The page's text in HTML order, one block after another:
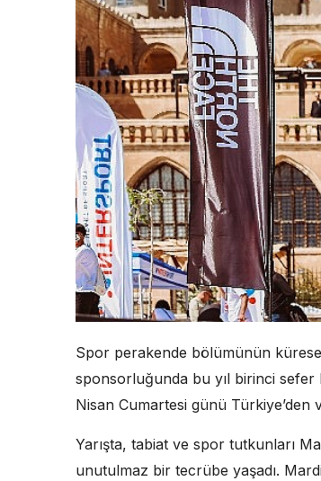
Spor perakende bölümünün
sponsorluğunda bu yıl birinci sefer
Nisan Cumartesi günü Türkiye’den
Yarışta, tabiat ve spor tutkunları
unutulmaz bir tecrübe yaşadı.